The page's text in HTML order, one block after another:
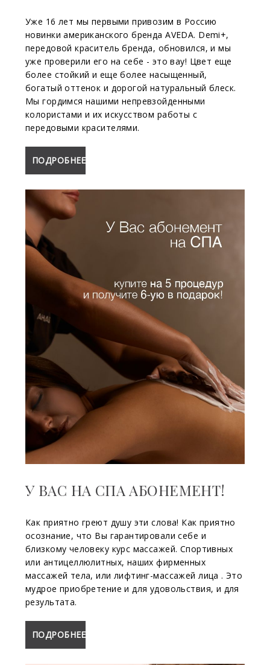
Уже 16 лет мы первыми привозим в Россию
новинки американского бренда AVEDA. Demi+,
передовой краситель бренда, обновился, и мы
уже проверили его на себе - это вау! Цвет еще
более стойкий и еще более насыщенный,
богатый оттенок и дорогой натуральный блеск.
Мы гордимся нашими непревзойденными
колористами и их искусством работы с
передовыми красителями.
ПОДРОБНЕЕ
У ВАС НА СПА АБОНЕМЕНТ!
Как приятно греют душу эти слова! Как приятно
осознание, что Вы гарантировали себе и
близкому человеку курс массажей. Спортивных
или антицеллюлитных, наших фирменных
массажей тела, или лифтинг-массажей лица . Это
мудрое приобретение и для удовольствия, и для
результата.
ПОДРОБНЕЕ